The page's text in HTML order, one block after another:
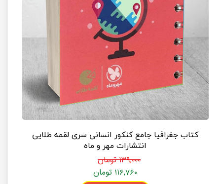
کتاب جغرافیا جامع کنکور انسانی سری لقمه طلایی
انتشارات مهر و ماه
۱۳۹,۰۰۰ تومان
۱۱۶,۷۶۰ تومان